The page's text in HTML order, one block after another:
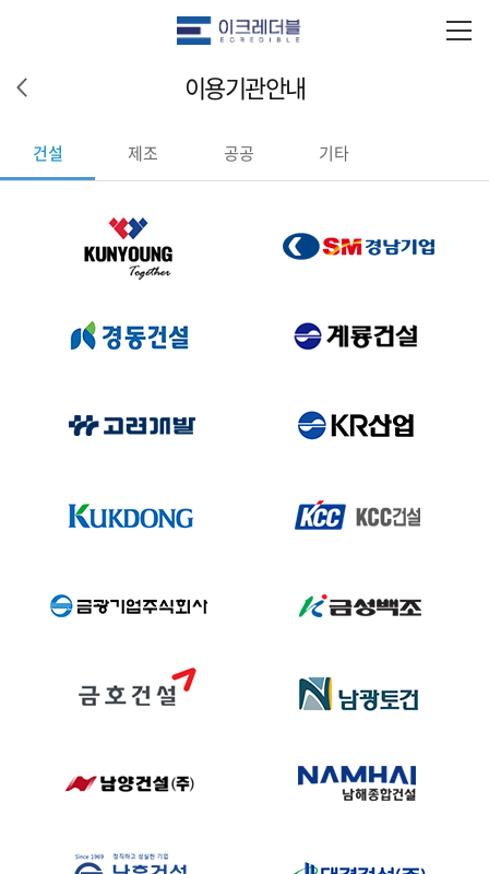
이용기관안내
건설 제조 공공 기타